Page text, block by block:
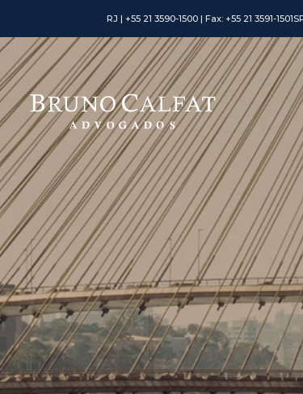
RJ | +55 21 3590-1500 | Fax: +55 21 3591-1501